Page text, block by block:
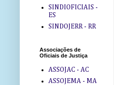
SINDIOFICIAIS -
ES
SINDOJERR - RR
Associações de
Oficiais de Justiça
ASSOJAC - AC
ASSOJEMA - MA